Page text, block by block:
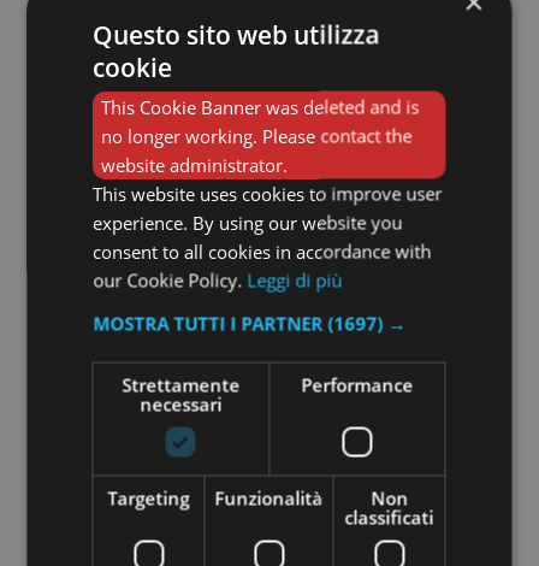
Bandeau Geometrico Verde 25
75,00€
Aggiungi al carrello
Questo sito web utilizza
cookie
This Cookie Banner was deleted and is
no longer working. Please contact the
website administrator.
This website uses cookies to improve user
experience. By using our website you
consent to all cookies in accordance with
our Cookie Policy. Leggi di più
MOSTRA TUTTI I PARTNER (1697) →
Strettamente
necessari
Performance
Targeting Funzionalità
Non
classificati